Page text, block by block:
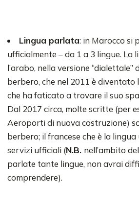
Lingua parlata: in Marocco si
ufficialmente – da 1 a 3 lingue. La
l’arabo, nella versione “dialettale”
berbero, che nel 2011 è diventato
che ha faticato a trovare il suo
Dal 2017 circa, molte scritte (per
Aeroporti di nuova costruzione)
berbero; il francese che è la
servizi ufficiali (N.B. nell’ambito
parlate tante lingue, non avrai
comprendere).